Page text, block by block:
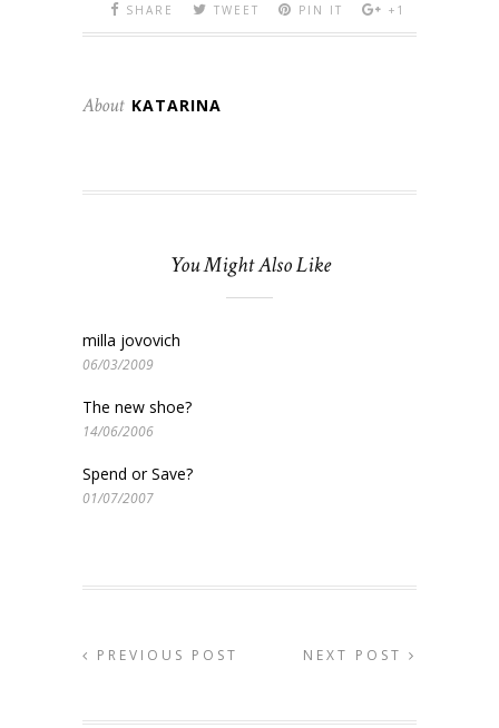
SHARE
TWEET PIN IT +1
About KATARINA
You Might Also Like
milla jovovich
06/03/2009
The new shoe?
14/06/2006
Spend or Save?
01/07/2007
PREVIOUS POST NEXT POST